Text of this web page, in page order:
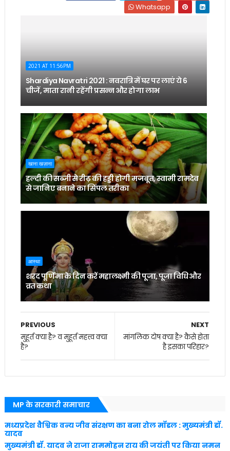
Whatsapp
2021 AT 11:56PM
Shardiya Navratri 2021 : नवरात्रि में घर पर लाएं ये 6
चीजें, माता रानी रहेंगी प्रसन्न और होगा लाभ
खाना खज़ाना
हल्दी की सब्जी से रीढ़ की हड्डी होगी मजबूत, स्वामी रामदेव
से जानिए बनाने का सिंपल तरीका
आस्था
शरद पूर्णिमा के दिन करें महालक्ष्मी की पूजा, पूजा विधि और
व्रत कथा
NEXT
मांगलिक दोष क्या है? कैसे होता
है इसका परिहार?
PREVIOUS
मुहूर्त क्या है? व मुहूर्त महत्त्व क्या
है?
MP के सरकारी समाचार
मध्यप्रदेश वैश्विक वन्य जीव संरक्षण का बना रोल मॉडल : मुख्यमंत्री डॉ.
यादव
मुख्यमंत्री डॉ. यादव ने राजा राममोहन राय की जयंती पर किया नमन